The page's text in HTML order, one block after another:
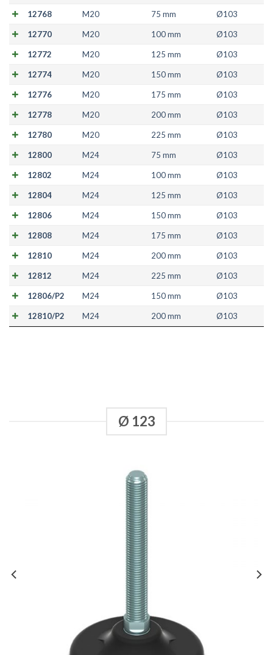
12768 M20 75 mm Ø103
12770 M20 100 mm Ø103
12772 M20 125 mm Ø103
12774 M20 150 mm Ø103
12776 M20 175 mm Ø103
12778 M20 200 mm Ø103
12780 M20 225 mm Ø103
12800 M24 75 mm Ø103
12802 M24 100 mm Ø103
12804 M24 125 mm Ø103
12806 M24 150 mm Ø103
12808 M24 175 mm Ø103
12810 M24 200 mm Ø103
12812 M24 225 mm Ø103
12806/P2 M24 150 mm Ø103
12810/P2 M24 200 mm Ø103
Ø 123